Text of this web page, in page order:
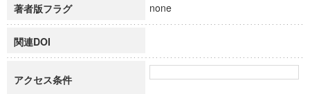
著者版フラグ none
関連DOI
アクセス条件